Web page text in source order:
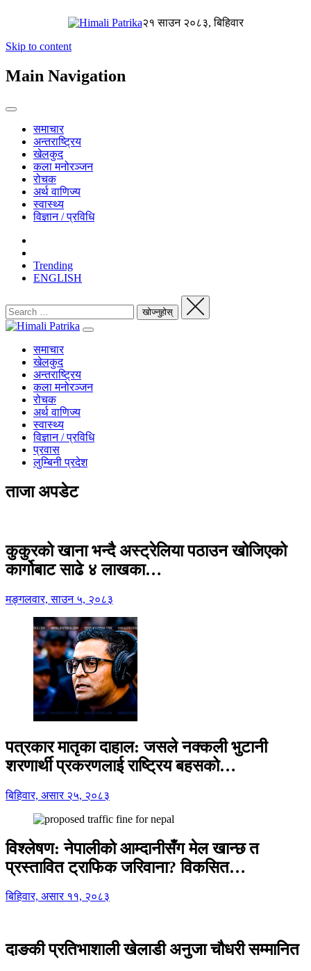
२१ साउन २०८३, बिहिवार
Skip to content
Main Navigation
समाचार
अन्तराष्ट्रिय
खेलकुद
कला मनोरञ्जन
रोचक
अर्थ वाणिज्य
स्वास्थ्य
विज्ञान / प्रविधि
Trending
ENGLISH
समाचार
खेलकुद
अन्तराष्ट्रिय
कला मनोरञ्जन
रोचक
अर्थ वाणिज्य
स्वास्थ्य
विज्ञान / प्रविधि
प्रवास
लुम्बिनी प्रदेश
ताजा अपडेट
कुकुरको खाना भन्दै अस्ट्रेलिया पठाउन खोजिएको
कार्गोबाट साढे ४ लाखका…
मङ्गलवार, साउन ५, २०८३
पत्रकार मातृका दाहाल: जसले नक्कली भुटानी
शरणार्थी प्रकरणलाई राष्ट्रिय बहसको…
बिहिवार, असार २५, २०८३
विश्लेषण: नेपालीको आम्दानीसँग मेल खान्छ त
प्रस्तावित ट्राफिक जरिवाना? विकसित…
बिहिवार, असार ११, २०८३
दाङकी प्रतिभाशाली खेलाडी अनुजा चौधरी सम्मानित